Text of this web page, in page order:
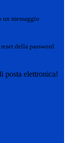
un messaggio
della password
posta elettronica!